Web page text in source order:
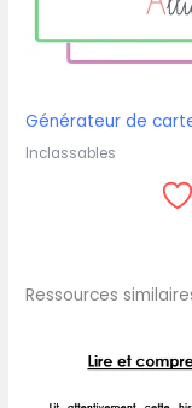
Générateur de
Inclassables
Ressources